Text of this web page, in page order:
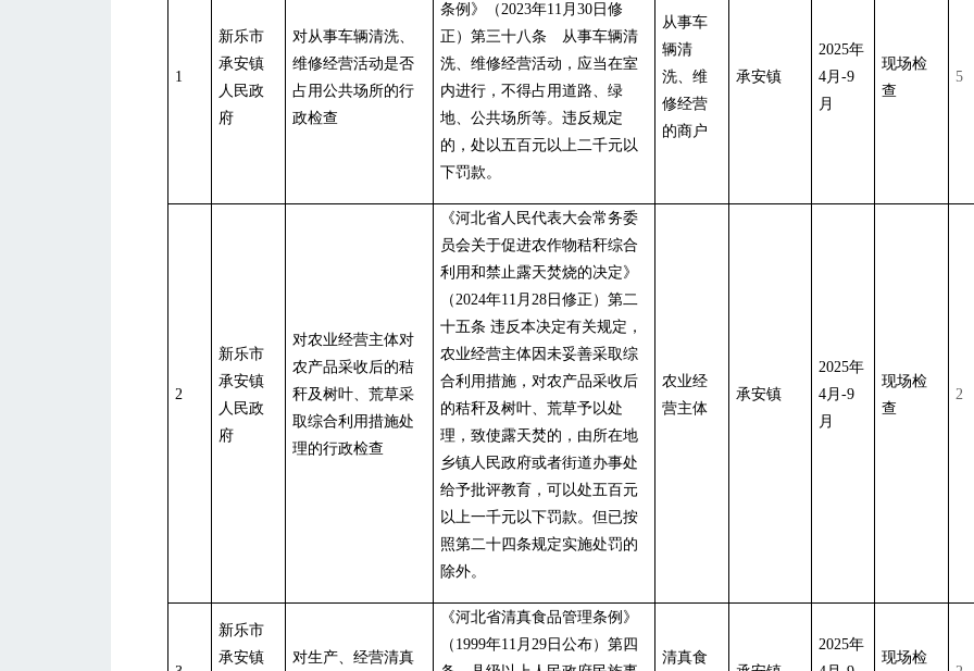
1
新乐市
承安镇
人民政
府
对从事车辆清洗、
维修经营活动是否
占用公共场所的行
政检查
条例》（2023年11月30日修
正）第三十八条 从事车辆清
洗、维修经营活动，应当在室
内进行，不得占用道路、绿
地、公共场所等。违反规定
的，处以五百元以上二千元以
下罚款。
从事车
辆清
洗、维
修经营
的商户
承安镇
2025年
4月-9
月
现场检
查
5
2
新乐市
承安镇
人民政
府
对农业经营主体对
农产品采收后的秸
秆及树叶、荒草采
取综合利用措施处
理的行政检查
《河北省人民代表大会常务委
员会关于促进农作物秸秆综合
利用和禁止露天焚烧的决定》
（2024年11月28日修正）第二
十五条 违反本决定有关规定，
农业经营主体因未妥善采取综
合利用措施，对农产品采收后
的秸秆及树叶、荒草予以处
理，致使露天焚的，由所在地
乡镇人民政府或者街道办事处
给予批评教育，可以处五百元
以上一千元以下罚款。但已按
照第二十四条规定实施处罚的
除外。
农业经
营主体
承安镇
2025年
4月-9
月
现场检
查
2
新乐市
承安镇
对生产、经营清真
《河北省清真食品管理条例》
（ 1999年11月29日公布）第四
清真食
2025年
现场检